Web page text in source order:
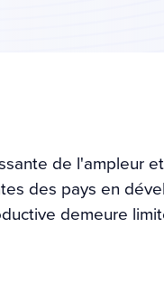
de l'ampleur
des pays en
demeure